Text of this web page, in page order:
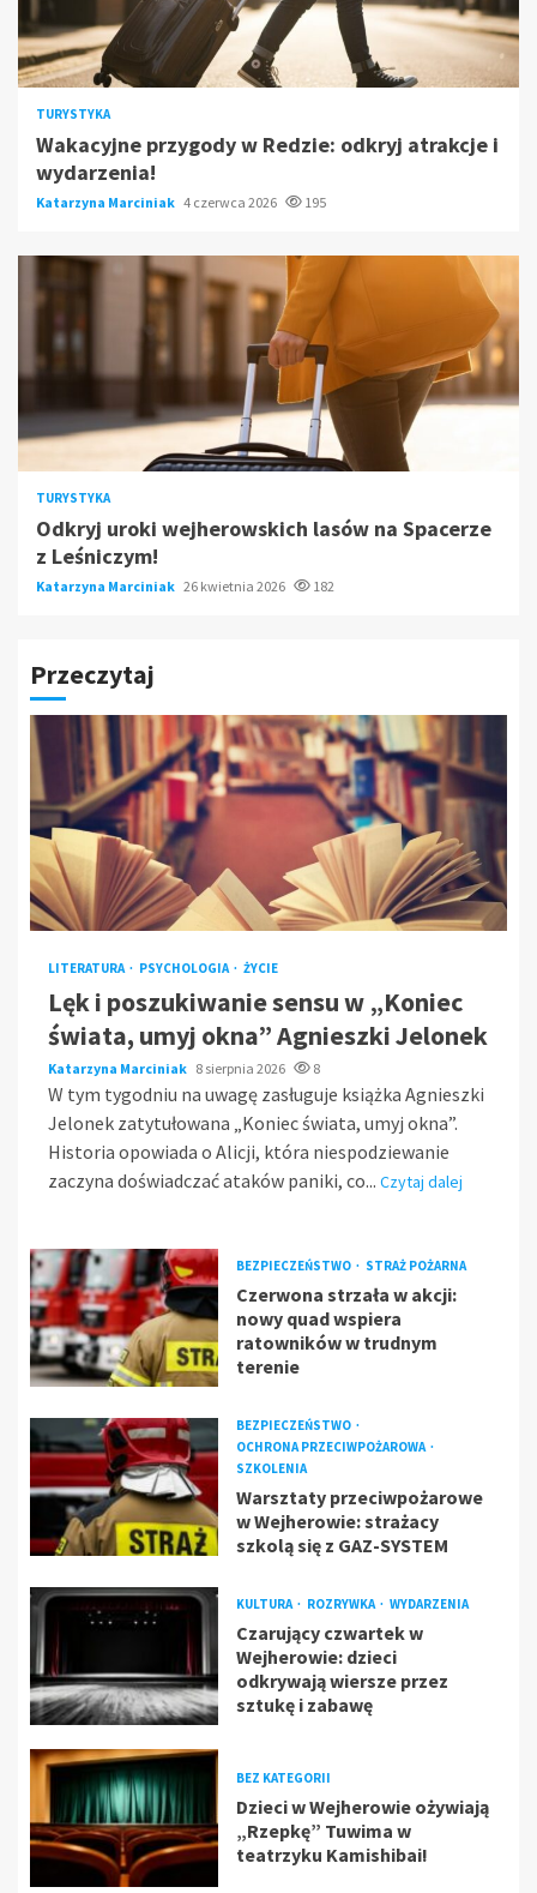
TURYSTYKA
Wakacyjne przygody w Redzie: odkryj atrakcje i
wydarzenia!
Katarzyna Marciniak 4 czerwca 2026 195
TURYSTYKA
Odkryj uroki wejherowskich lasów na Spacerze
z Leśniczym!
Katarzyna Marciniak 26 kwietnia 2026 182
Przeczytaj
LITERATURA PSYCHOLOGIA ŻYCIE
Lęk i poszukiwanie sensu w „Koniec
świata, umyj okna” Agnieszki Jelonek
Katarzyna Marciniak 8 sierpnia 2026 8
W tym tygodniu na uwagę zasługuje książka Agnieszki
Jelonek zatytułowana „Koniec świata, umyj okna”.
Historia opowiada o Alicji, która niespodziewanie
zaczyna doświadczać ataków paniki, co... Czytaj dalej
BEZPIECZEŃSTWO STRAŻ POŻARNA
Czerwona strzała w akcji:
nowy quad wspiera
ratowników w trudnym
terenie
BEZPIECZEŃSTWO
OCHRONA PRZECIWPOŻAROWA
SZKOLENIA
Warsztaty przeciwpożarowe
w Wejherowie: strażacy
szkolą się z GAZ-SYSTEM
KULTURA ROZRYWKA WYDARZENIA
Czarujący czwartek w
Wejherowie: dzieci
odkrywają wiersze przez
sztukę i zabawę
BEZ KATEGORII
Dzieci w Wejherowie ożywiają
„Rzepkę” Tuwima w
teatrzyku Kamishibai!